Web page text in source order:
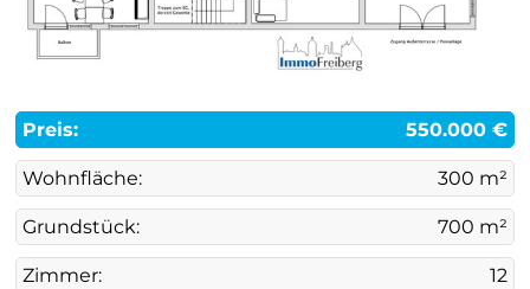
Preis: 550.000 €
Wohnfläche: 300 m²
Grundstück: 700 m²
Zimmer: 12